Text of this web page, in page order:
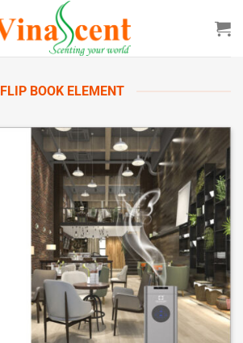
FLIP BOOK ELEMENT